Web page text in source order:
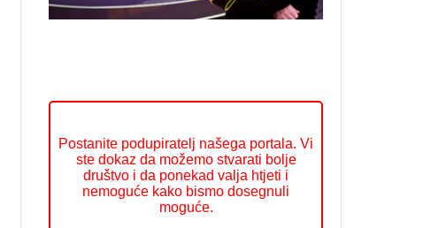
Postanite podupiratelj našega portala. Vi
ste dokaz da možemo stvarati bolje
društvo i da ponekad valja htjeti i
nemoguće kako bismo dosegnuli
moguće.